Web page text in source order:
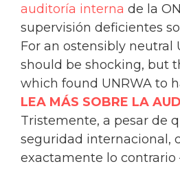
auditoría interna de la
supervisión deficientes
For an ostensibly neutral
should be shocking, but
which found UNRWA to
LEA MÁS SOBRE LA
Tristemente, a pesar de
seguridad internacional,
exactamente lo contrario